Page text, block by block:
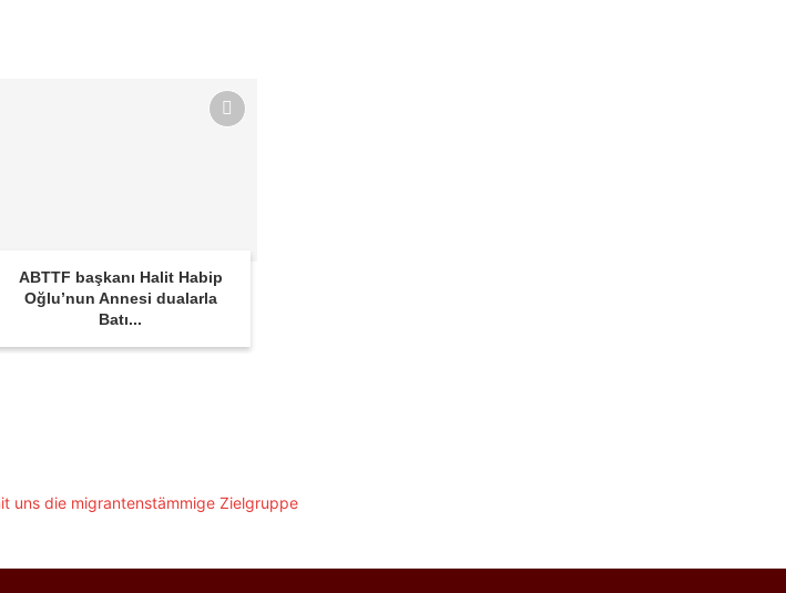
ABTTF başkanı Halit Habip
Oğlu’nun Annesi dualarla
Batı...